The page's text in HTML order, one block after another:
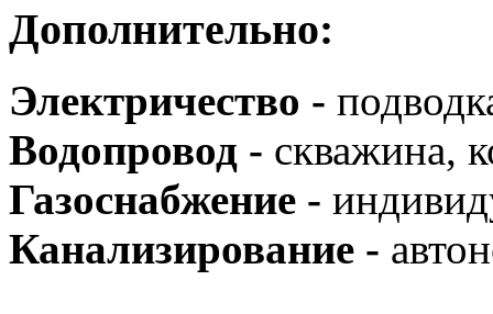
Дополнительно:
Электричество -
Водопровод - скважина,
Газоснабжение -
Канализирование -